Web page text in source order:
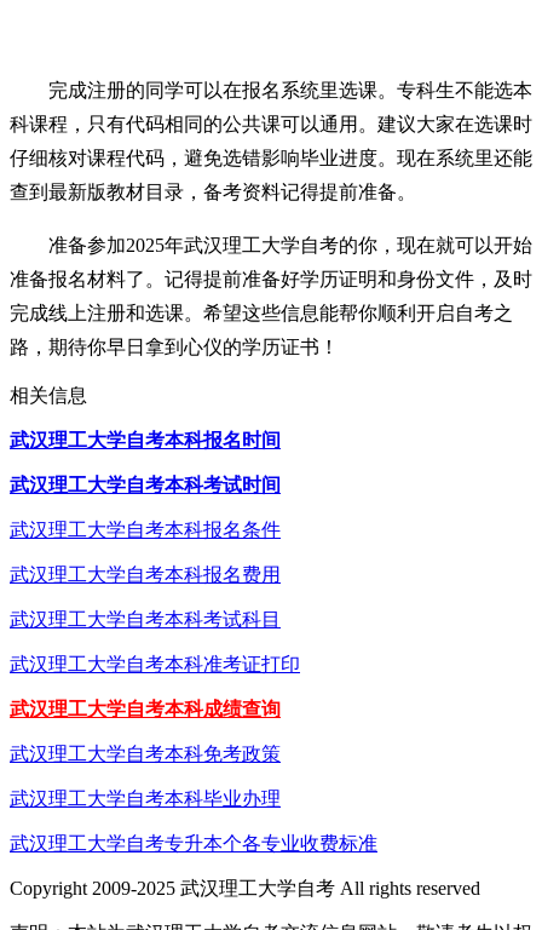
完成注册的同学可以在报名系统里选课。专科生不能选本
科课程，只有代码相同的公共课可以通用。建议大家在选课时
仔细核对课程代码，避免选错影响毕业进度。现在系统里还能
查到最新版教材目录，备考资料记得提前准备。
准备参加2025年武汉理工大学自考的你，现在就可以开始
准备报名材料了。记得提前准备好学历证明和身份文件，及时
完成线上注册和选课。希望这些信息能帮你顺利开启自考之
路，期待你早日拿到心仪的学历证书！
相关信息
武汉理工大学自考本科报名时间
武汉理工大学自考本科考试时间
武汉理工大学自考本科报名条件
武汉理工大学自考本科报名费用
武汉理工大学自考本科考试科目
武汉理工大学自考本科准考证打印
武汉理工大学自考本科成绩查询
武汉理工大学自考本科免考政策
武汉理工大学自考本科毕业办理
武汉理工大学自考专升本个各专业收费标准
Copyright 2009-2025 武汉理工大学自考 All rights reserved